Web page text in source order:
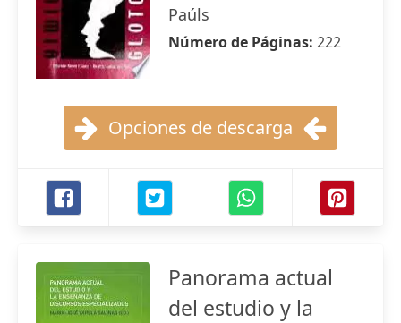
Paúls
Número de Páginas: 222
Opciones de descarga
Panorama actual
del estudio y la